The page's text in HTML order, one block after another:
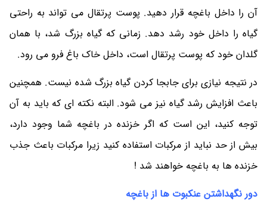
آن را داخل باغچه قرار دهید. پوست پرتقال می تواند به راحتی
گیاه را داخل خود رشد دهد. زمانی که گیاه بزرگ شد، با همان
گلدان خود که پوست پرتقال است، داخل خاک باغ فرو می رود.
در نتیجه نیازی برای جابجا کردن گیاه بزرگ شده نیست. همچنین
باعث افزایش رشد گیاه نیز می شود. البته نکته ای که باید به آن
توجه کنید، این است که اگر خزنده در باغچه شما وجود دارد،
بیش از حد نباید از مرکبات استفاده کنید زیرا مرکبات باعث جذب
خزنده ها به باغچه خواهند شد !
دور نگهداشتن عنکبوت ها از باغچه